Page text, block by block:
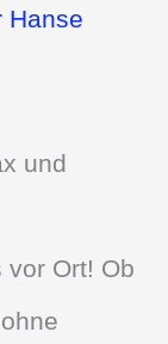
Hanse
und
Ort! Ob